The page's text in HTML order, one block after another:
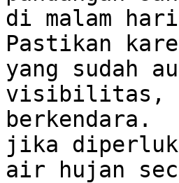
di malam
Pastikan
yang sudah
visibilitas,
berkendara.
jika
air hujan